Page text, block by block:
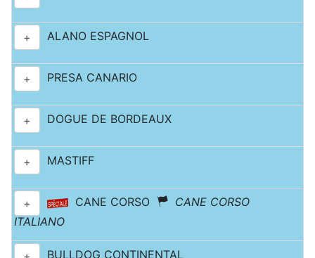
+ ALANO ESPAGNOL
+ PRESA CANARIO
+ DOGUE DE BORDEAUX
+ MASTIFF
+ CANE CORSO
CANE CORSO
ITALIANO
BULLDOG CONTINENTAL